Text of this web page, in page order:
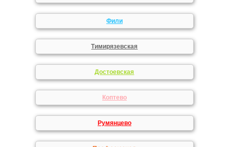
Фили
Тимирязевская
Достоевская
Коптево
Румянцево